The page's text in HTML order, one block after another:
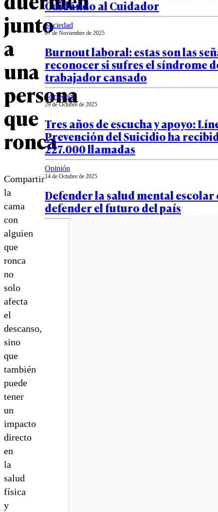
junto
a
una
persona
que
ronca
Compartir
la
cama
con
alguien
que
ronca
no
solo
afecta
el
descanso,
sino
que
también
puede
tener
un
impacto
directo
en
la
salud
física
y
Cuidando al Cuidador
Sociedad
07 de Noviembre de 2025
Burnout laboral: estas son las
reconocer si sufres el síndrome
trabajador cansado
Sociedad
29 de Octubre de 2025
Tres años de escucha y apoyo:
Prevención del Suicidio ha
227.000 llamadas
Opinión
14 de Octubre de 2025
Defender la salud mental escolar
defender el futuro del país